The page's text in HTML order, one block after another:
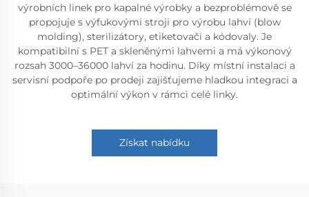
výrobních linek pro kapalné výrobky a bezproblémově se
propojuje s výfukovými stroji pro výrobu lahví (blow
molding), sterilizátory, etiketovači a kódovaly. Je
kompatibilní s PET a skleněnými lahvemi a má výkonový
rozsah 3000–36000 lahví za hodinu. Díky místní instalaci a
servisní podpoře po prodeji zajišťujeme hladkou integraci a
optimální výkon v rámci celé linky.
Získat nabídku